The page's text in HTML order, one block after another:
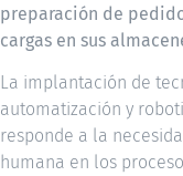
preparación de
cargas en sus
La implantación de
automatización y
responde a la
humana en los